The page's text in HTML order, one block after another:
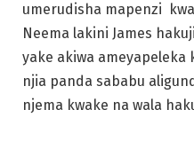
umerudisha mapenzi
Neema lakini James
yake akiwa
njia panda sababu
njema kwake na wala